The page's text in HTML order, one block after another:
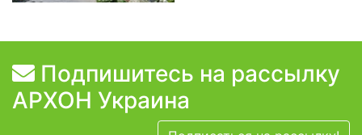
Подпишитесь на рассылку
АРХОН Украина